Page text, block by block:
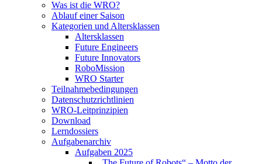
Was ist die WRO?
Ablauf einer Saison
Kategorien und Altersklassen
Altersklassen
Future Engineers
Future Innovators
RoboMission
WRO Starter
Teilnahmebedingungen
Datenschutzrichtlinien
WRO-Leitprinzipien
Download
Lerndossiers
Aufgabenarchiv
Aufgaben 2025